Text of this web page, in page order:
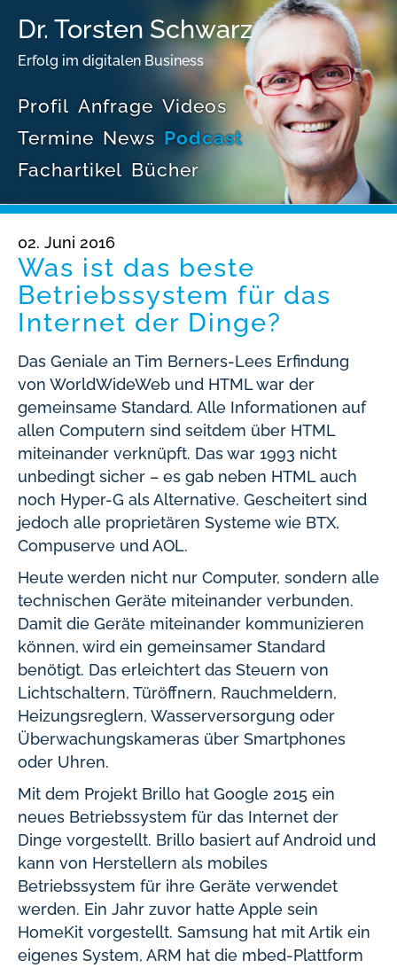
Dr. Torsten Schwarz
Erfolg im digitalen Business
Profil Anfrage Videos
Termine News Podcast
Fachartikel Bücher
02. Juni 2016
Was ist das beste
Betriebssystem für das
Internet der Dinge?
Das Geniale an Tim Berners-Lees Erfindung
von WorldWideWeb und HTML war der
gemeinsame Standard. Alle Informationen auf
allen Computern sind seitdem über HTML
miteinander verknüpft. Das war 1993 nicht
unbedingt sicher – es gab neben HTML auch
noch Hyper-G als Alternative. Gescheitert sind
jedoch alle proprietären Systeme wie BTX,
Compuserve und AOL.
Heute werden nicht nur Computer, sondern alle
technischen Geräte miteinander verbunden.
Damit die Geräte miteinander kommunizieren
können, wird ein gemeinsamer Standard
benötigt. Das erleichtert das Steuern von
Lichtschaltern, Türöffnern, Rauchmeldern,
Heizungsreglern, Wasserversorgung oder
Überwachungskameras über Smartphones
oder Uhren.
Mit dem Projekt Brillo hat Google 2015 ein
neues Betriebssystem für das Internet der
Dinge vorgestellt. Brillo basiert auf Android und
kann von Herstellern als mobiles
Betriebssystem für ihre Geräte verwendet
werden. Ein Jahr zuvor hatte Apple sein
HomeKit vorgestellt. Samsung hat mit Artik ein
eigenes System, ARM hat die mbed-Plattform